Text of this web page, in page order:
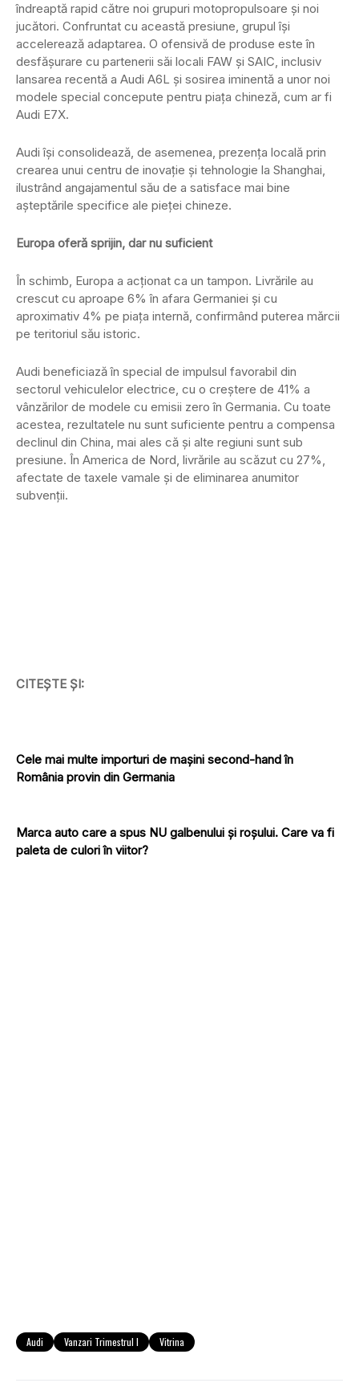
îndreaptă rapid către noi grupuri motopropulsoare și noi
jucători. Confruntat cu această presiune, grupul își
accelerează adaptarea. O ofensivă de produse este în
desfășurare cu partenerii săi locali FAW și SAIC, inclusiv
lansarea recentă a Audi A6L și sosirea iminentă a unor noi
modele special concepute pentru piața chineză, cum ar fi
Audi E7X.
Audi își consolidează, de asemenea, prezența locală prin
crearea unui centru de inovație și tehnologie la Shanghai,
ilustrând angajamentul său de a satisface mai bine
așteptările specifice ale pieței chineze.
Europa oferă sprijin, dar nu suficient
În schimb, Europa a acționat ca un tampon. Livrările au
crescut cu aproape 6% în afara Germaniei și cu
aproximativ 4% pe piața internă, confirmând puterea mărcii
pe teritoriul său istoric.
Audi beneficiază în special de impulsul favorabil din
sectorul vehiculelor electrice, cu o creștere de 41% a
vânzărilor de modele cu emisii zero în Germania. Cu toate
acestea, rezultatele nu sunt suficiente pentru a compensa
declinul din China, mai ales că și alte regiuni sunt sub
presiune. În America de Nord, livrările au scăzut cu 27%,
afectate de taxele vamale și de eliminarea anumitor
subvenții.
CITEȘTE ȘI:
Cele mai multe importuri de mașini second-hand în
România provin din Germania
Marca auto care a spus NU galbenului și roșului. Care va fi
paleta de culori în viitor?
Audi Vanzari Trimestrul I Vitrina